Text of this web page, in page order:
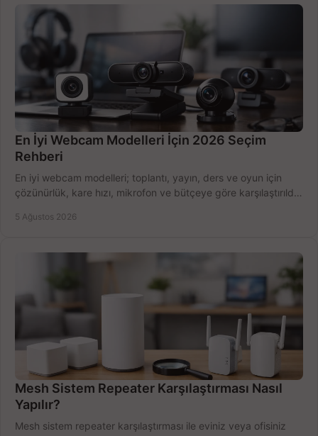
En İyi Webcam Modelleri İçin 2026 Seçim
Rehberi
En iyi webcam modelleri; toplantı, yayın, ders ve oyun için
çözünürlük, kare hızı, mikrofon ve bütçeye göre karşılaştırıldı.
5 Ağustos 2026
Mesh Sistem Repeater Karşılaştırması Nasıl
Yapılır?
Mesh sistem repeater karşılaştırması ile eviniz veya ofisiniz